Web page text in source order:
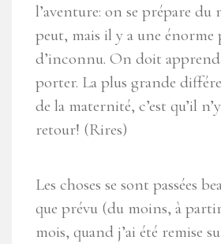
l’aventure: on se prépare du
peut, mais il y a une énorme
d’inconnu. On doit
porter. La plus grande
de la maternité, c’est qu’il
retour! (Rires)
Les choses se sont passées
que prévu (du moins, à
mois, quand j’ai été remise